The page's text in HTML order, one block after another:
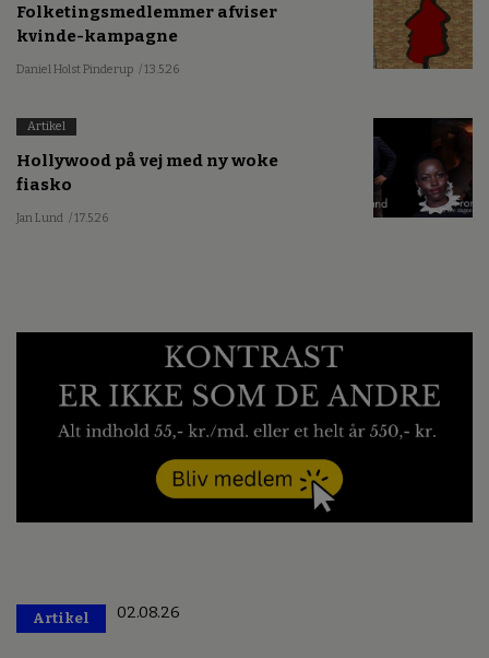
Folketingsmedlemmer afviser
kvinde-kampagne
Daniel Holst Pinderup / 13.5.26
Artikel
Hollywood på vej med ny woke
fiasko
Jan Lund / 17.5.26
Artikel 02.08.26